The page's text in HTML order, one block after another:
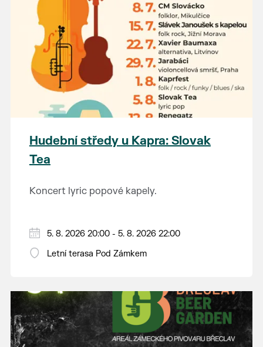
Hudební středy u Kapra: Slovak
Tea
Koncert lyric popové kapely.
5. 8. 2026 20:00 - 5. 8. 2026 22:00
Letní terasa Pod Zámkem